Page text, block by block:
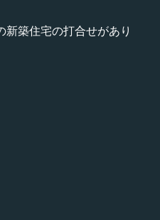
築住宅の打合せがあり